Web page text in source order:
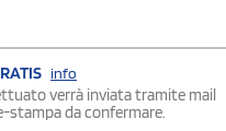
info
verrà inviata tramite mail
stampa da confermare.